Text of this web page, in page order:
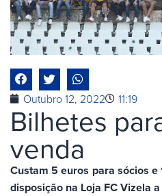
Outubro 12, 2022 11:19
Bilhetes
venda
Custam 5 euros para sócios
disposição na Loja FC Vizela